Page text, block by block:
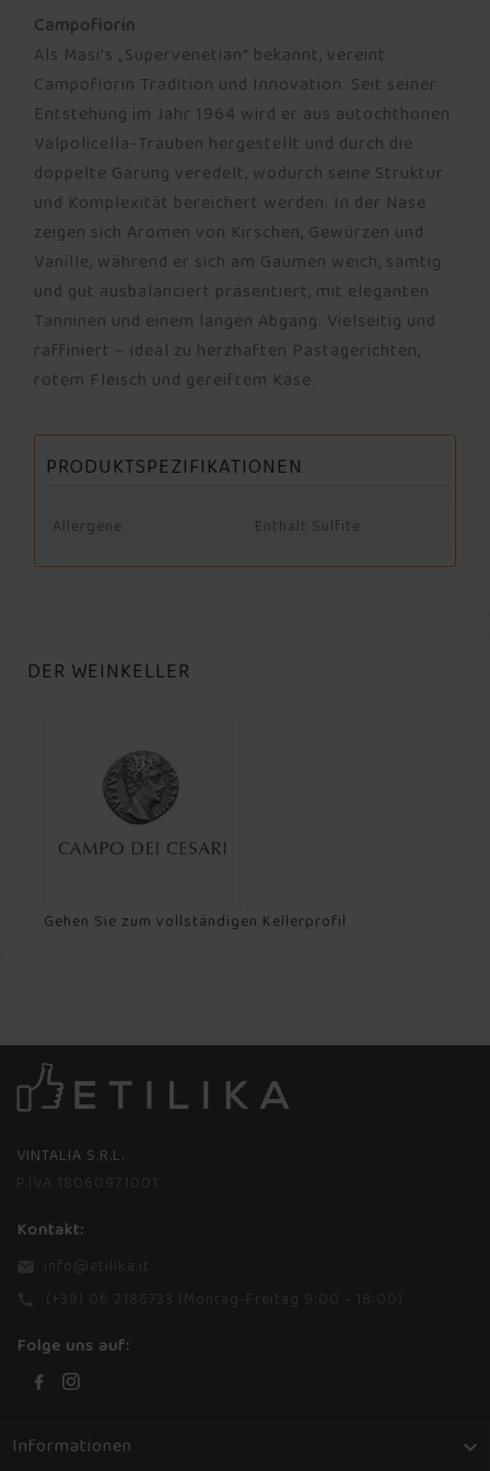
Campofiorin
Als Masi’s „Supervenetian“ bekannt, vereint
Campofiorin Tradition und Innovation. Seit seiner
Entstehung im Jahr 1964 wird er aus autochthonen
Valpolicella-Trauben hergestellt und durch die
doppelte Gärung veredelt, wodurch seine Struktur
und Komplexität bereichert werden. In der Nase
zeigen sich Aromen von Kirschen, Gewürzen und
Vanille, während er sich am Gaumen weich, samtig
und gut ausbalanciert präsentiert, mit eleganten
Tanninen und einem langen Abgang. Vielseitig und
raffiniert – ideal zu herzhaften Pastagerichten,
rotem Fleisch und gereiftem Käse.
PRODUKTSPEZIFIKATIONEN
Allergene Enthält Sulfite
DER WEINKELLER
Gehen Sie zum vollständigen Kellerprofil
VINTALIA S.R.L.
Kontakt:
Folge uns auf:
Informationen 